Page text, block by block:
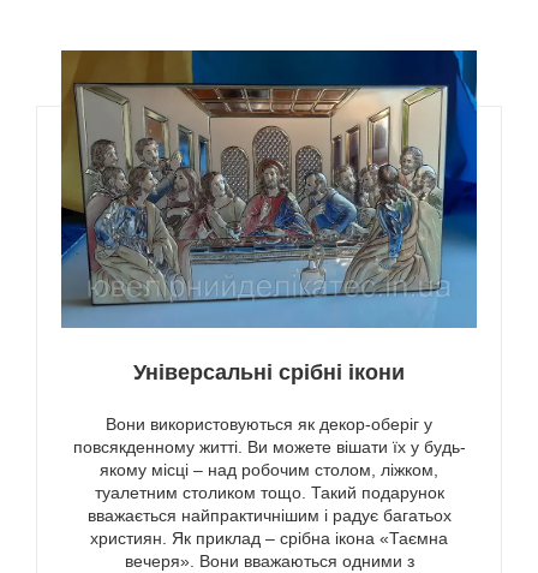
Універсальні срібні ікони
Вони використовуються як декор-оберіг у
повсякденному житті. Ви можете вішати їх у будь-
якому місці – над робочим столом, ліжком,
туалетним столиком тощо. Такий подарунок
вважається найпрактичнішим і радує багатьох
християн. Як приклад – срібна ікона «Таємна
вечеря». Вони вважаються одними з